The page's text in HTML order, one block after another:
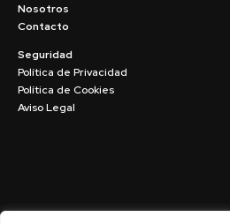
Nosotros
Contacto
Seguridad
Política de Privacidad
Política de Cookies
Aviso Legal